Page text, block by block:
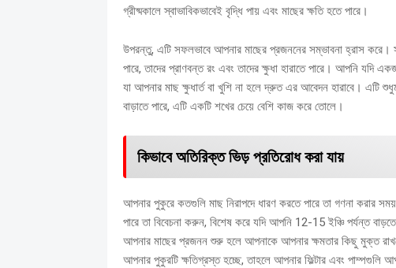
গ্রীষ্মকালে স্বাভাবিকভাবেই বৃদ্ধি পায় এবং মাছের ক্ষতি হতে পারে।
উপরন্তু, এটি সফলভাবে আপনার মাছের প্রজননের সম্ভাবনা হ্রাস করে।
পারে, তাদের প্রাণবন্ত রং এবং তাদের ক্ষুধা হারাতে পারে। আপনি যদি
যা আপনার মাছ ক্ষুধার্ত বা খুশি না হলে দ্রুত এর আবেদন হারাবে। এটি
বাড়াতে পারে, এটি একটি শখের চেয়ে বেশি কাজ করে তোলে।
কিভাবে অতিরিক্ত ভিড় প্রতিরোধ করা যায়
আপনার পুকুরে কতগুলি মাছ নিরাপদে ধারণ করতে পারে তা গণনা করার
পারে তা বিবেচনা করুন, বিশেষ করে যদি আপনি 12-15 ইঞ্চি পর্যন্ত
আপনার মাছের প্রজনন শুরু হলে আপনাকে আপনার ক্ষমতার কিছু মুক্ত
আপনার পুকুরটি ক্ষতিগ্রস্ত হচ্ছে, তাহলে আপনার ফিল্টার এবং পাম্পগুলি